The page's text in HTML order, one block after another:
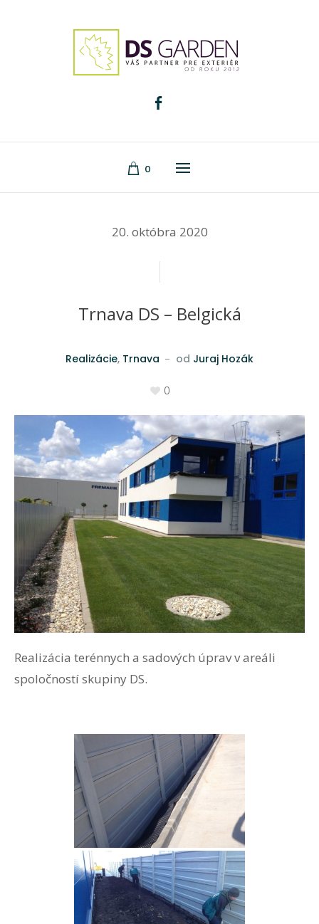
0
20. októbra 2020
Trnava DS – Belgická
Realizácie, Trnava od Juraj Hozák
0
Realizácia terénnych a sadových úprav v areáli
spoločností skupiny DS.